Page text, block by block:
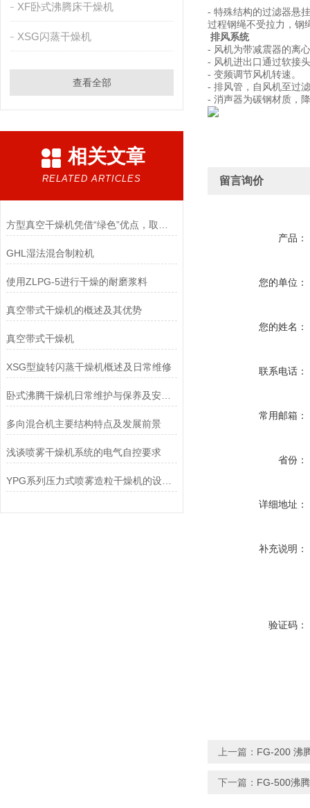
XF卧式沸腾床干燥机
XSG闪蒸干燥机
查看全部
相关文章
RELATED ARTICLES
GHL湿法混合制粒机
使用ZLPG-5进行干燥的耐磨浆料
真空带式干燥机的概述及其优势
真空带式干燥机
XSG型旋转闪蒸干燥机概述及日常维修
卧式沸腾干燥机日常维护与保养及安全注意事项
多向混合机主要结构特点及发展前景
浅谈喷雾干燥机系统的电气自控要求
YPG系列压力式喷雾造粒干燥机的设备概述
- 特殊结构的过滤器悬
过程钢绳不受拉力，钢
排风系统
- 风机为带减震器的离
- 风机进出口通过软接
- 变频调节风机转速。
- 排风管，自风机至过
- 消声器为碳钢材质，
留言询价
产品：
您的单位：
您的姓名：
联系电话：
常用邮箱：
省份：
详细地址：
补充说明：
验证码：
上一篇： FG-200 沸
下一篇： FG-500沸